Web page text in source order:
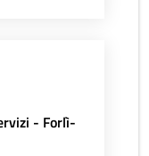
- Forlì-